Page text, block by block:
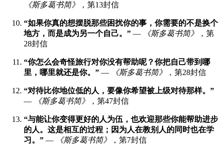
《斯多葛书简》
，第13封信
“如果你真的想摆脱那些困扰你的事，你需要的不是换个
地方，而是成为另一个自己。” — 《斯多葛书简》
，第
28封信
“你怎么会奇怪旅行对你没有帮助呢？你把自己带到哪
里，哪里就还是你。” — 《斯多葛书简》 ，第28封信
“对待比你地位低的人，要像你希望被上级对待那样。”
—
《斯多葛书简》 ，第47封信
“与能让你变得更好的人为伍，也欢迎那些你能帮助进步
的人。这是相互的过程；因为人在教别人的同时也在学
习。” — 《斯多葛书简》 ，第7封信